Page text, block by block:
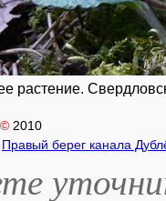
растение.
© 2010
Правый берег канала